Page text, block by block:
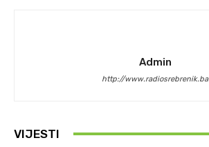
Admin
http://www.radiosrebrenik.ba
VIJESTI